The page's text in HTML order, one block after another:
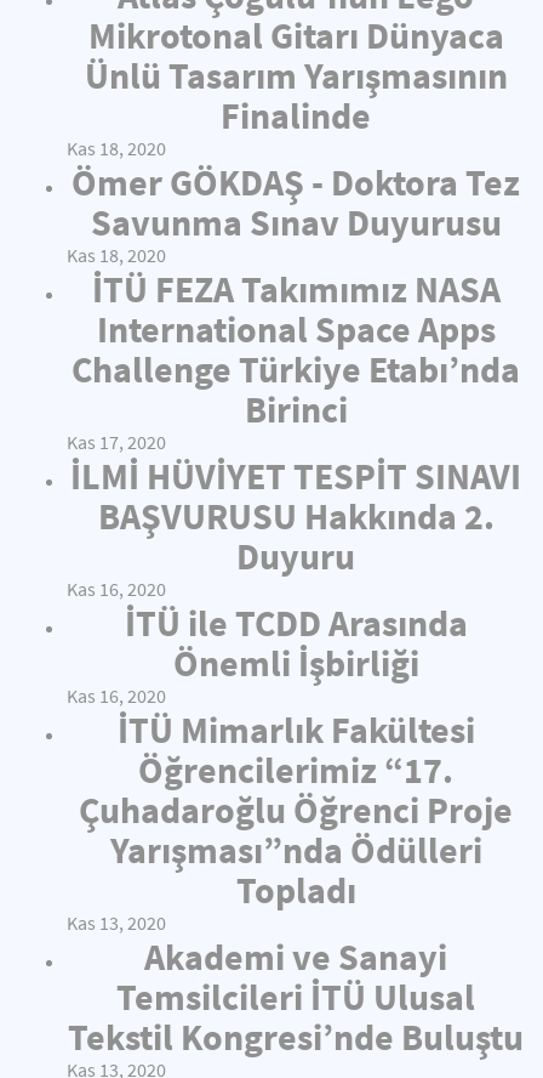
Mikrotonal Gitarı Dünyaca
Ünlü Tasarım Yarışmasının
Finalinde
Kas 18, 2020
Ömer GÖKDAŞ - Doktora Tez
Savunma Sınav Duyurusu
Kas 18, 2020
İTÜ FEZA Takımımız NASA
International Space Apps
Challenge Türkiye Etabı’nda
Birinci
Kas 17, 2020
İLMİ HÜVİYET TESPİT SINAVI
BAŞVURUSU Hakkında 2.
Duyuru
Kas 16, 2020
İTÜ ile TCDD Arasında
Önemli İşbirliği
Kas 16, 2020
İTÜ Mimarlık Fakültesi
Öğrencilerimiz “17.
Çuhadaroğlu Öğrenci Proje
Yarışması”nda Ödülleri
Topladı
Kas 13, 2020
Akademi ve Sanayi
Temsilcileri İTÜ Ulusal
Tekstil Kongresi’nde Buluştu
Kas 13, 2020